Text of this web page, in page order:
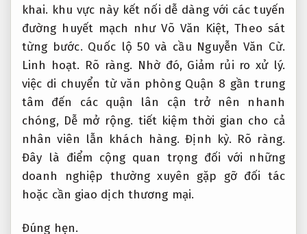
khai. khu vực này kết nối dễ dàng với các tuyến
đường huyết mạch như Võ Văn Kiệt,Theo sát
từng bước. Quốc lộ 50 và cầu Nguyễn Văn Cừ.
Linh hoạt. Rõ ràng. Nhờ đó, Giảm rủi ro xử lý.
việc di chuyển từ văn phòng Quận 8 gần trung
tâm đến các quận lân cận trở nên nhanh
chóng, Dễ mở rộng. tiết kiệm thời gian cho cả
nhân viên lẫn khách hàng.Định kỳ. Rõ ràng.
Đây là điểm cộng quan trọng đối với những
doanh nghiệp thường xuyên gặp gỡ đối tác
hoặc cần giao dịch thương mại.
Đúng hẹn.